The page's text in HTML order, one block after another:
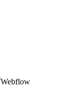
Webflow